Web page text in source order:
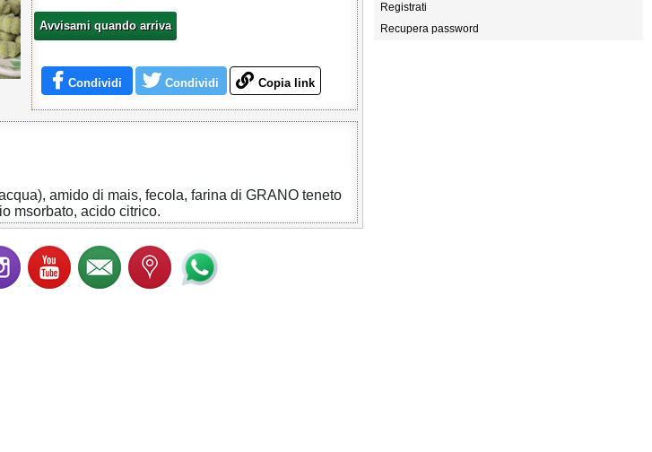
Avvisami quando arriva
Condividi Condividi Copia link
amido di mais, fecola, farina di GRANO teneto
msorbato, acido citrico.
Registrati
Recupera password